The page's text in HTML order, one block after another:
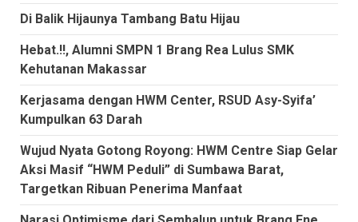
Di Balik Hijaunya Tambang Batu Hijau
Hebat.!!, Alumni SMPN 1 Brang Rea Lulus SMK
Kehutanan Makassar
Kerjasama dengan HWM Center, RSUD Asy-Syifa’
Kumpulkan 63 Darah
Wujud Nyata Gotong Royong: HWM Centre Siap Gelar
Aksi Masif “HWM Peduli” di Sumbawa Barat,
Targetkan Ribuan Penerima Manfaat